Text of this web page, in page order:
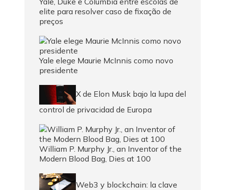
elite para resolver caso de fixação de
preços
Yale elege Maurie McInnis como novo
presidente
X de Elon Musk bajo la lupa del
control de privacidad de Europa
William P. Murphy Jr., an Inventor of the
Modern Blood Bag, Dies at 100
Web3 y blockchain: la clave